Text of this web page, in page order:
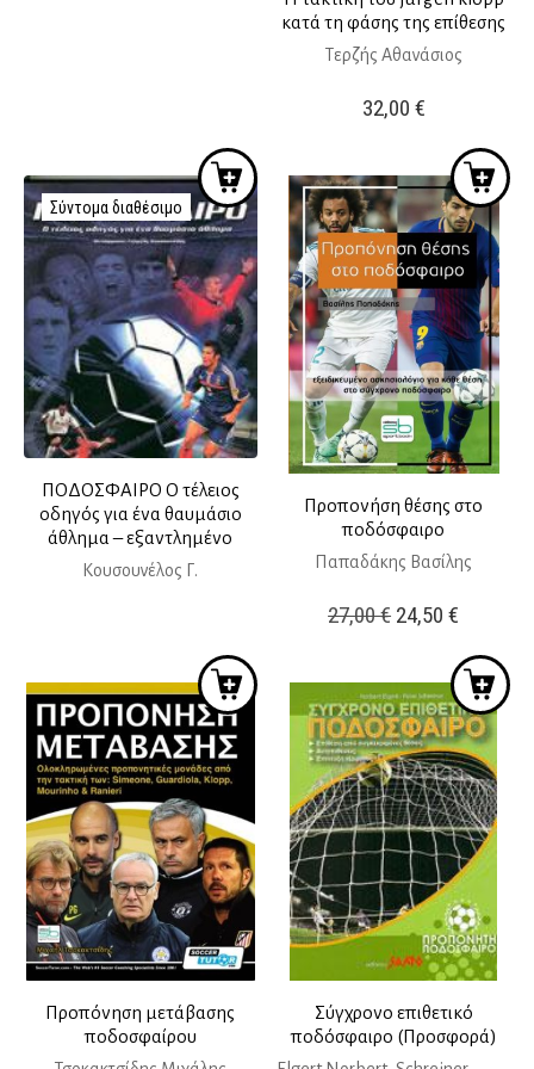
κατά τη φάσης της επίθεσης
Τερζής Αθανάσιος
32,00 €
Σύντομα διαθέσιμο
ΠΟΔΟΣΦΑΙΡΟ Ο τέλειος
οδηγός για ένα θαυμάσιο
άθλημα – εξαντλημένο
Κουσουνέλος Γ.
Προπονήση θέσης στο
ποδόσφαιρο
Παπαδάκης Βασίλης
27,00€ Original
was:
27,00 €.
24,50€
τιμή
είναι:
24,50 €.
Προπόνηση μετάβασης
ποδοσφαίρου
Σύγχρονο επιθετικό
ποδόσφαιρο (Προσφορά)